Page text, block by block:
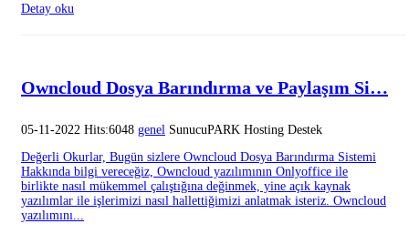
Detay oku
Owncloud Dosya Barındırma ve Paylaşım Si…
05-11-2022 Hits:6048 genel SunucuPARK Hosting Destek
Değerli Okurlar, Bugün sizlere Owncloud Dosya Barındırma Sistemi
Hakkında bilgi vereceğiz, Owncloud yazılımının Onlyoffice ile
birlikte nasıl mükemmel çalıştığına değinmek, yine açık kaynak
yazılımlar ile işlerimizi nasıl hallettiğimizi anlatmak isteriz. Owncloud
yazılımını...